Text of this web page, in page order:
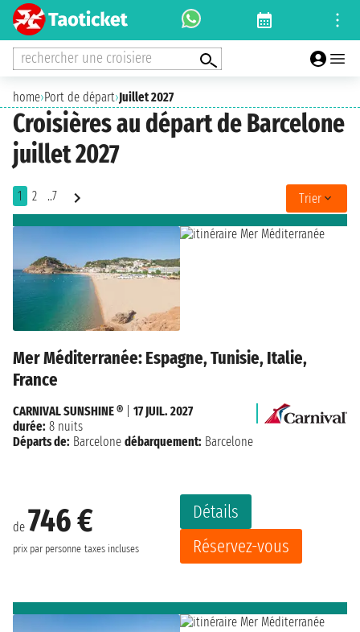
rechercher une croisiere
home›Port de départ›Juillet 2027
Croisières au départ de Barcelone
juillet 2027
1 2 ..7 Trier
Mer Méditerranée: Espagne, Tunisie, Italie,
France
de 746 €
prix par personne taxes incluses
Détails
Réservez-vous
CARNIVAL SUNSHINE ®
17 JUIL. 2027
durée: 8 nuits
Départs de: Barcelone débarquement: Barcelone